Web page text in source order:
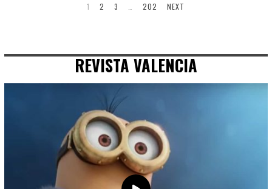
1 2 3 202 NEXT
REVISTA VALENCIA